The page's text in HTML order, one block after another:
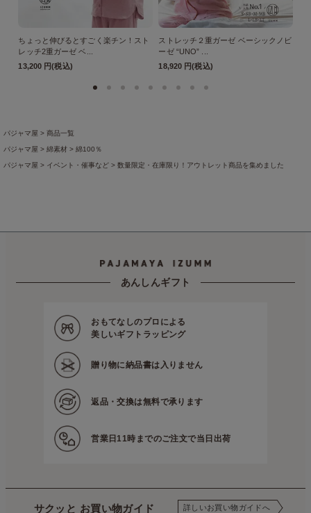
ちょっと伸びるとすごく楽チン！スト
レッチ2重ガーゼ ベ...
13,200 円(税込)
ストレッチ２重ガーゼ ベーシックノビ
ーゼ “UNO” ...
18,920 円(税込)
パジャマ屋 商品一覧
パジャマ屋 綿素材 綿100％
パジャマ屋 イベント・催事など 数量限定・在庫限り！アウトレット商品を集めました
あんしんギフト
おもてなしのプロによる
美しいギフトラッピング
贈り物に納品書は入りません
返品・交換は無料で承ります
営業日11時までのご注文で当日出荷
サクッと お買い物ガイド 詳しいお買い物ガイドへ